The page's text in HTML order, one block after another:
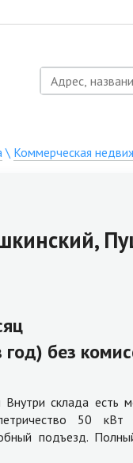
\ Коммерческая
без
склада есть
50 кВт
подъезд.